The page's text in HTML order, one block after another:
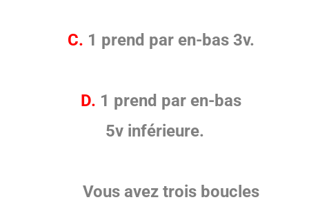
C. 1 prend par en-bas 3v.
D. 1 prend par en-bas
5v inférieure.
Vous avez trois boucles